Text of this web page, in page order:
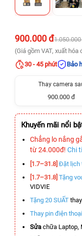
900.000 đ
(Giá gồm VAT, xuất
30 - 45 phút
Bảo
Thay camera
900.000 đ
Khuyến mãi nổi
Chẳng lo nắng
từ 24.000đ! Chi
[1.7–31.8] Đặt lịch
[1.7–31.8] Tặng
VIDVIE
Tặng 20 SUẤT
Thay pin điện
Sửa chữa Laptop,